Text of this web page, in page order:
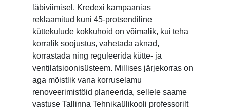
läbiviimisel. Kredexi kampaanias
reklaamitud kuni 45-protsendiline
küttekulude kokkuhoid on võimalik, kui teha
korralik soojustus, vahetada aknad,
korrastada ning reguleerida kütte- ja
ventilatsioonisüsteem. Millises järjekorras on
aga mõistlik vana korruselamu
renoveerimistöid planeerida, sellele saame
vastuse Tallinna Tehnikaülikooli professorilt